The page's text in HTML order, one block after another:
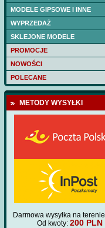
MODELE GIPSOWE I INNE
WYPRZEDAŻ
SKLEJONE MODELE
PROMOCJE
NOWOŚCI
POLECANE
METODY WYSYŁKI
Darmowa wysyłka na terenie
Od kwoty: 200 PLN